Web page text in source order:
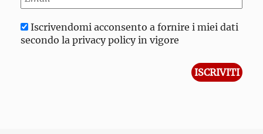
Iscrivendomi acconsento a fornire i miei dati
secondo la privacy policy in vigore